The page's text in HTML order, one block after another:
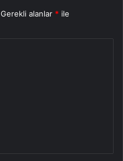
Gerekli alanlar * ile